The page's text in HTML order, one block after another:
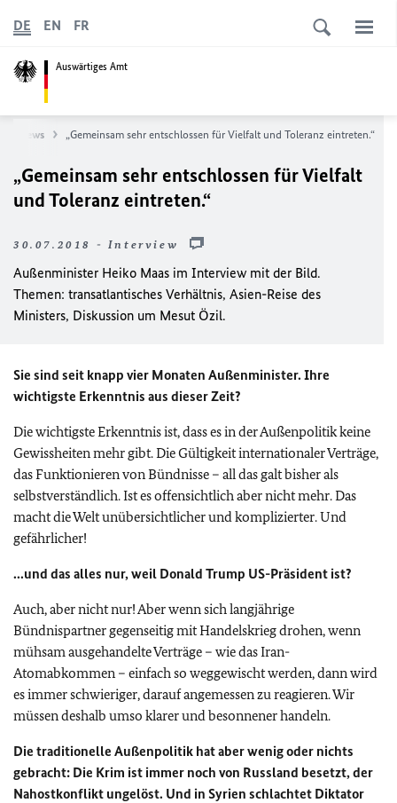
Auswärtiges Amt
DE EN FR
News „Gemeinsam sehr entschlossen für Vielfalt und Toleranz eintreten.“
„Gemeinsam sehr entschlossen für Vielfalt
und Toleranz eintreten.“
30.07.2018 - Interview
Außenminister Heiko Maas im Interview mit der Bild.
Themen: transatlantisches Verhältnis, Asien-Reise des
Ministers, Diskussion um Mesut Özil.
Sie sind seit knapp vier Monaten Außenminister. Ihre
wichtigste Erkenntnis aus dieser Zeit?
Die wichtigste Erkenntnis ist, dass es in der Außenpolitik keine
Gewissheiten mehr gibt. Die Gültigkeit internationaler Verträge,
das Funktionieren von Bündnisse – all das galt bisher als
selbstverständlich. Ist es offensichtlich aber nicht mehr. Das
macht die Welt unübersichtlicher und komplizierter. Und
gefährlicher!
...und das alles nur, weil Donald Trump US-Präsident ist?
Auch, aber nicht nur! Aber wenn sich langjährige
Bündnispartner gegenseitig mit Handelskrieg drohen, wenn
mühsam ausgehandelte Verträge – wie das Iran-
Atomabkommen – einfach so weggewischt werden, dann wird
es immer schwieriger, darauf angemessen zu reagieren. Wir
müssen deshalb umso klarer und besonnener handeln.
Die traditionelle Außenpolitik hat aber wenig oder nichts
gebracht: Die Krim ist immer noch von Russland besetzt, der
Nahostkonflikt ungelöst. Und in Syrien schlachtet Diktator